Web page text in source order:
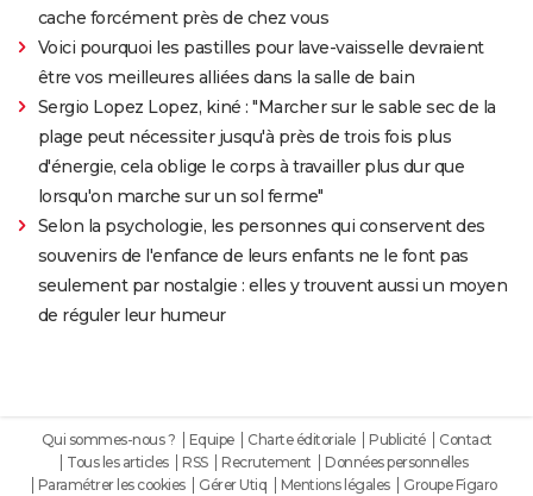
cache forcément près de chez vous
Voici pourquoi les pastilles pour lave-vaisselle devraient
être vos meilleures alliées dans la salle de bain
Sergio Lopez Lopez, kiné : "Marcher sur le sable sec de la
plage peut nécessiter jusqu'à près de trois fois plus
d'énergie, cela oblige le corps à travailler plus dur que
lorsqu'on marche sur un sol ferme"
Selon la psychologie, les personnes qui conservent des
souvenirs de l'enfance de leurs enfants ne le font pas
seulement par nostalgie : elles y trouvent aussi un moyen
de réguler leur humeur
Qui sommes-nous ? Equipe Charte éditoriale Publicité
Contact
Tous les articles
RSS Recrutement
Données personnelles
Paramétrer les cookies
Gérer Utiq Mentions légales Groupe Figaro